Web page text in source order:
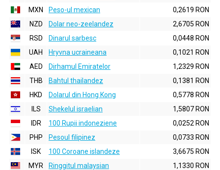
MXN
Peso-ul mexican
0,2619 RON
NZD
Dolar neo-zeelandez
2,6705 RON
RSD
Dinarul sarbesc
0,0448 RON
UAH
Hryvna ucraineana
0,1021 RON
AED
Dirhamul Emiratelor
1,2329 RON
THB
Bahtul thailandez
0,1381 RON
HKD
Dolarul din Hong Kong
0,5778 RON
ILS
Shekelul israelian
1,5807 RON
IDR
100 Rupii indoneziene
0,0252 RON
PHP
Pesoul filipinez
0,0733 RON
ISK
100 Coroane islandeze
3,6675 RON
MYR
Ringgitul malaysian
1,1330 RON